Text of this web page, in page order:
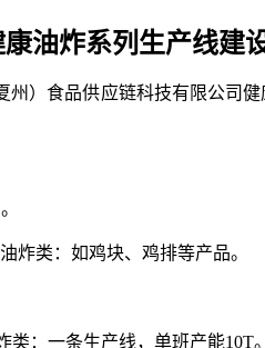
油炸系列生产线建
州）食品供应链科技有限公司
炸类：如鸡块、鸡排等产品。
：一条生产线，单班产能10T。